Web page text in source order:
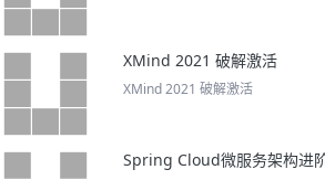
XMind 2021 破解激活
XMind 2021 破解激活